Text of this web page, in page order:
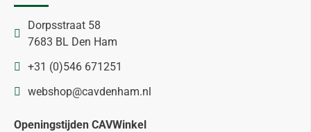
Dorpsstraat 58
7683 BL Den Ham
+31 (0)546 671251
webshop@cavdenham.nl
Openingstijden CAVWinkel